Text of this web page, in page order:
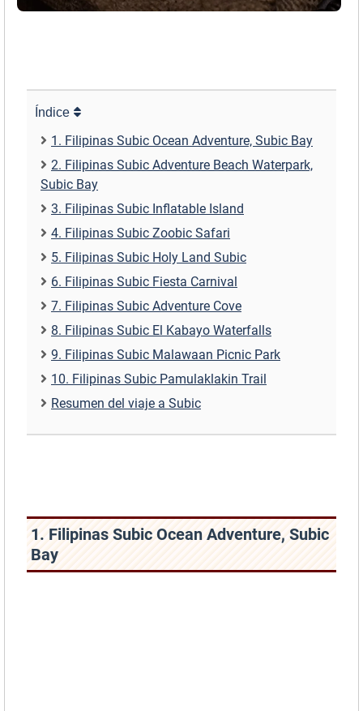
Índice
1. Filipinas Subic Ocean Adventure, Subic Bay
2. Filipinas Subic Adventure Beach Waterpark,
Subic Bay
3. Filipinas Subic Inflatable Island
4. Filipinas Subic Zoobic Safari
5. Filipinas Subic Holy Land Subic
6. Filipinas Subic Fiesta Carnival
7. Filipinas Subic Adventure Cove
8. Filipinas Subic El Kabayo Waterfalls
9. Filipinas Subic Malawaan Picnic Park
10. Filipinas Subic Pamulaklakin Trail
Resumen del viaje a Subic
1. Filipinas Subic Ocean Adventure, Subic
Bay